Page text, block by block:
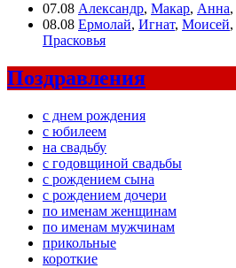
07.08 Александр, Макар, Анна,
08.08 Ермолай, Игнат, Моисей,
Прасковья
Поздравления
с днем рождения
с юбилеем
на свадьбу
с годовщиной свадьбы
с рождением сына
с рождением дочери
по именам женщинам
по именам мужчинам
прикольные
короткие